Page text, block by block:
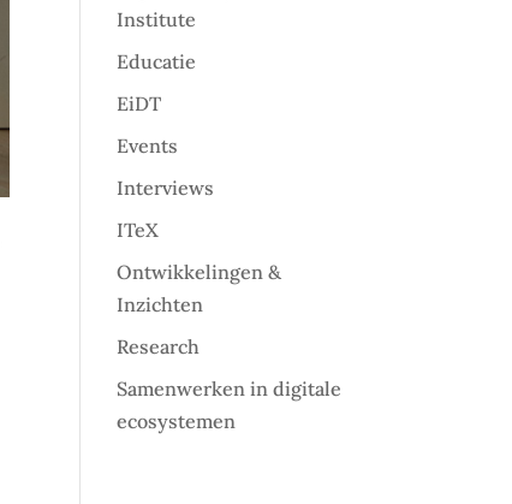
Institute
Educatie
EiDT
Events
Interviews
ITeX
Ontwikkelingen &
Inzichten
Research
Samenwerken in digitale
ecosystemen